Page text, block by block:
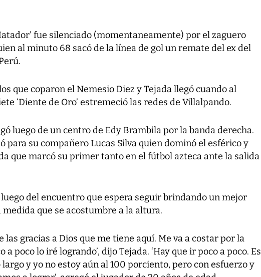
fue silenciado (momentaneamente) por el zaguero
al minuto 68 sacó de la línea de gol un remate del ex del
que coparon el Nemesio Diez y Tejada llegó cuando al
‘Diente de Oro’ estremeció las redes de Villalpando.
luego de un centro de Edy Brambila por la banda derecha.
para su compañero Lucas Silva quien dominó el esférico y
que marcó su primer tanto en el fútbol azteca ante la salida
del encuentro que espera seguir brindando un mejor
medida que se acostumbre a la altura.
las gracias a Dios que me tiene aquí. Me va a costar por la
a poco lo iré logrando’, dijo Tejada. ‘Hay que ir poco a poco. Es
y yo no estoy aún al 100 porciento, pero con esfuerzo y